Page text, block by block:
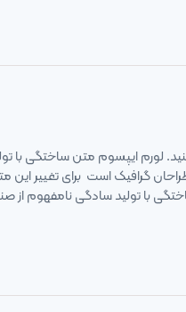
لورم ایپسوم متن ساختگی با
گرافیک است برای تغییر این
با تولید سادگی نامفهوم از